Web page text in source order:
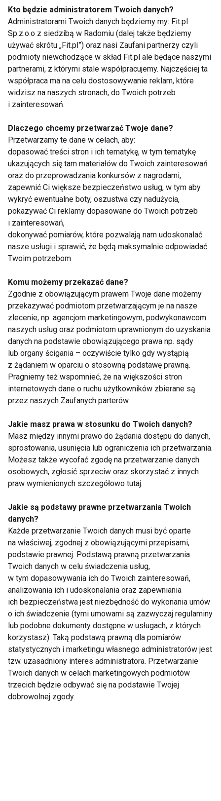
Od inżyniera do twórcy diet,
które naprawdę działają –
wywiad z Marcinem
Adamczykiem, twórcą
EvoDiet
Nowe podejście do treningu:
Power Performance stawia na
zdrowie, strategię i realne
efekty
ważne, jak ją grasz. Wywiad
Fit.pl z Jarkiem Dudą –
liderem Zespołu Prezydent,
profesjonalistą i inspiracją do
zmian
Fitness to dziś ekosystem, nie
tylko klub. O drodze,
porażkach i powrocie do
branży – rozmowa z
Łukaszem Wolskim
Nowy Paradygmat Zdrowia i
Biznesu – wywiad z Pawłem
Malinowskim, CEO Health
Solutions
jak Core Health & Fitness
wspiera rozwój klubów w
całej Europie
Pokaż więcej
Trening
Trening latem – lepiej
ćwiczyć rano czy
wieczorem?
Spacer po posiłku – jak
cukru we krwi?
Czy warto trenować
boso? Korzyści i
zagrożenia dla stóp
oraz całego ciała
Trening z gumami
oporowymi. 20 minut,
które wzmocnią całe
ciało
Kto będzie administratorem Twoich danych?
Administratorami Twoich danych będziemy my: Fit.pl
Sp.z.o.o z siedzibą w Radomiu (dalej także będziemy
używać skrótu „Fit.pl”) oraz nasi Zaufani partnerzy czyli
podmioty niewchodzące w skład Fit.pl ale będące naszymi
partnerami, z którymi stale współpracujemy. Najczęściej ta
współpraca ma na celu dostosowywanie reklam, które
widzisz na naszych stronach, do Twoich potrzeb
i zainteresowań.
Dlaczego chcemy przetwarzać Twoje dane?
Przetwarzamy te dane w celach, aby:
dopasować treści stron i ich tematykę, w tym tematykę
ukazujących się tam materiałów do Twoich zainteresowań
oraz do przeprowadzania konkursów z nagrodami,
zapewnić Ci większe bezpieczeństwo usług, w tym aby
wykryć ewentualne boty, oszustwa czy nadużycia,
pokazywać Ci reklamy dopasowane do Twoich potrzeb
i zainteresowań,
dokonywać pomiarów, które pozwalają nam udoskonalać
nasze usługi i sprawić, że będą maksymalnie odpowiadać
Twoim potrzebom
Komu możemy przekazać dane?
Zgodnie z obowiązującym prawem Twoje dane możemy
przekazywać podmiotom przetwarzającym je na nasze
zlecenie, np. agencjom marketingowym, podwykonawcom
naszych usług oraz podmiotom uprawnionym do uzyskania
danych na podstawie obowiązującego prawa np. sądy
lub organy ścigania – oczywiście tylko gdy wystąpią
z żądaniem w oparciu o stosowną podstawę prawną.
Pragniemy też wspomnieć, że na większości stron
internetowych dane o ruchu użytkowników zbierane są
przez naszych Zaufanych parterów.
Jakie masz prawa w stosunku do Twoich danych?
Masz między innymi prawo do żądania dostępu do danych,
sprostowania, usunięcia lub ograniczenia ich przetwarzania.
Możesz także wycofać zgodę na przetwarzanie danych
osobowych, zgłosić sprzeciw oraz skorzystać z innych
praw wymienionych szczegółowo tutaj.
Jakie są podstawy prawne przetwarzania Twoich
danych?
Każde przetwarzanie Twoich danych musi być oparte
na właściwej, zgodnej z obowiązującymi przepisami,
podstawie prawnej. Podstawą prawną przetwarzania
Twoich danych w celu świadczenia usług,
w tym dopasowywania ich do Twoich zainteresowań,
analizowania ich i udoskonalania oraz zapewniania
ich bezpieczeństwa jest niezbędność do wykonania umów
o ich świadczenie (tymi umowami są zazwyczaj regulaminy
lub podobne dokumenty dostępne w usługach, z których
korzystasz). Taką podstawą prawną dla pomiarów
statystycznych i marketingu własnego administratorów jest
tzw. uzasadniony interes administratora. Przetwarzanie
Twoich danych w celach marketingowych podmiotów
trzecich będzie odbywać się na podstawie Twojej
dobrowolnej zgody.